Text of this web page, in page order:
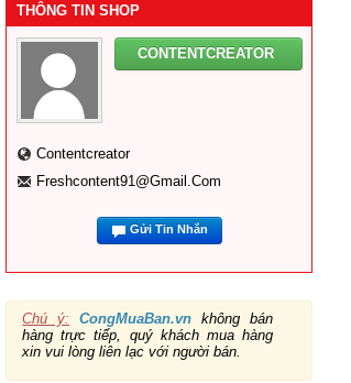
THÔNG TIN SHOP
CONTENTCREATOR
Contentcreator
Freshcontent91@gmail.com
Gửi Tin Nhắn
Chú ý: CongMuaBan.vn không bán
hàng trực tiếp, quý khách mua hàng
xin vui lòng liên lạc với người bán.